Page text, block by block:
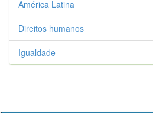
América Latina
Direitos humanos
Igualdade